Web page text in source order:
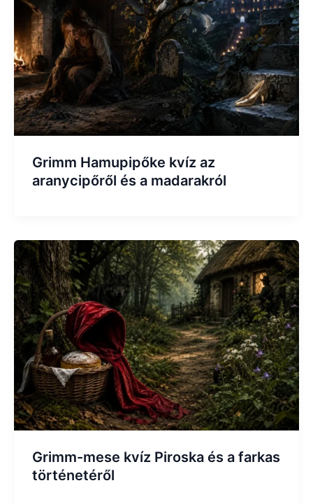
Grimm Hamupipőke kvíz az
aranycipőről és a madarakról
Grimm-mese kvíz Piroska és a farkas
történetéről